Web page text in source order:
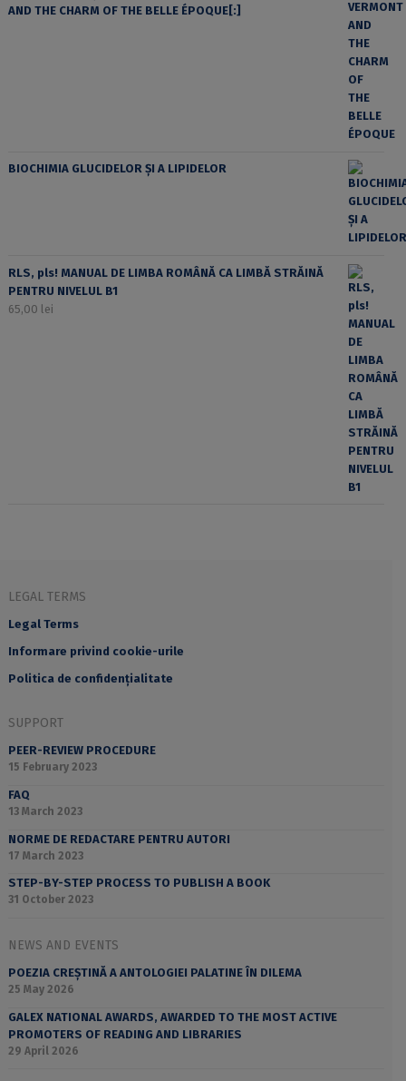
AND THE CHARM OF THE BELLE ÉPOQUE[:]
BIOCHIMIA GLUCIDELOR ȘI A LIPIDELOR
RLS, pls! MANUAL DE LIMBA ROMÂNĂ CA LIMBĂ STRĂINĂ
PENTRU NIVELUL B1
65,00 lei
LEGAL TERMS
Legal Terms
Informare privind cookie-urile
Politica de confidențialitate
SUPPORT
PEER-REVIEW PROCEDURE
15 February 2023
FAQ
13 March 2023
NORME DE REDACTARE PENTRU AUTORI
17 March 2023
STEP-BY-STEP PROCESS TO PUBLISH A BOOK
31 October 2023
NEWS AND EVENTS
POEZIA CREȘTINĂ A ANTOLOGIEI PALATINE ÎN DILEMA
25 May 2026
GALEX NATIONAL AWARDS, AWARDED TO THE MOST ACTIVE
PROMOTERS OF READING AND LIBRARIES
29 April 2026